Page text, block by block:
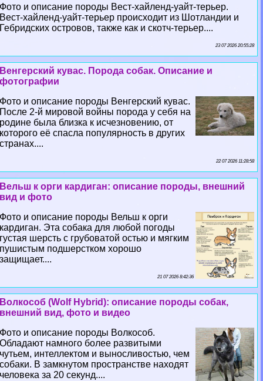
Фото и описание породы Вест-хайленд-уайт-терьер.
Вест-хайленд-уайт-терьер происходит из Шотландии и
Гебридских островов, также как и скотч-терьер....
23 07 2026 20:55:28
Венгерский кувас. Порода собак. Описание и
фотографии
Фото и описание породы Венгерский кувас.
После 2-й мировой войны порода у себя на
родине была близка к исчезновению, от
которого её спасла популярность в других
странах....
22 07 2026 11:28:58
Вельш к opги кардиган: описание породы, внешний
вид и фото
Фото и описание породы Вельш к opги
кардиган. Эта собака для любой погоды
густая шерсть с грубоватой остью и мягким
пушистым подшерстком хорошо
защищает....
21 07 2026 8:42:36
Волкособ (Wolf Hybrid): описание породы собак,
внешний вид, фото и видео
Фото и описание породы Волкособ.
Обладают намного более развитыми
чутьем, интеллектом и выносливостью, чем
собаки. В замкнутом прострaнcтве находят
человека за 20 секунд....